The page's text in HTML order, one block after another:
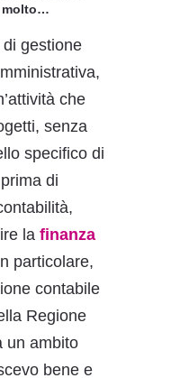
molto…
gestione
che
senza
specifico di
di
la finanza
particolare,
contabile
Regione
un ambito
bene e